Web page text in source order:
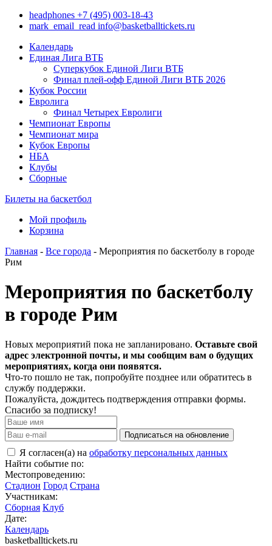
headphones +7 (495) 003-18-43
mark_email_read info@basketballtickets.ru
Календарь
Единая Лига ВТБ
Суперкубок Единой Лиги ВТБ
Финал плей-офф Единой Лиги ВТБ 2026
Кубок России
Евролига
Финал Четырех Евролиги
Чемпионат Европы
Чемпионат мира
Кубок Европы
НБА
Клубы
Сборные
Билеты на баскетбол
Мой профиль
Корзина
Главная - Все города - Мероприятия по баскетболу в городе
Рим
Мероприятия по баскетболу
в городе Рим
Новых мероприятий пока не запланировано. Оставьте свой
адрес электронной почты, и мы сообщим вам о будущих
мероприятиях, когда они появятся.
Что-то пошло не так, попробуйте позднее или обратитесь в
службу поддержки.
Пожалуйста, дождитесь подтверждения отправки формы.
Спасибо за подписку!
Подписаться на обновление
Я согласен(а) на обработку персональных данных
Найти событие по:
Местопроведению:
Стадион Город Страна
Участникам:
Сборная Клуб
Дате:
Календарь
basketballtickets.ru